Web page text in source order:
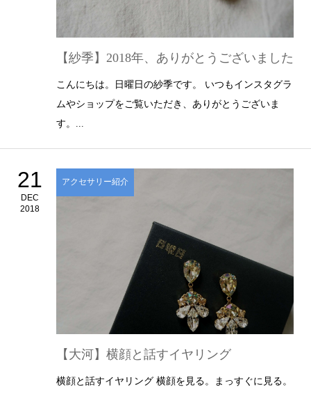
【紗季】2018年、ありがとうございました
こんにちは。日曜日の紗季です。 いつもインスタグラ
ムやショップをご覧いただき、ありがとうございま
す。...
21
DEC
2018
アクセサリー紹介
【大河】横顔と話すイヤリング
横顔と話すイヤリング 横顔を見る。まっすぐに見る。